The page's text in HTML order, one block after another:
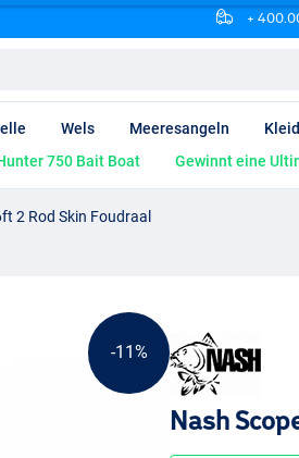
+
Wels Meeresangeln
750 Bait Boat Gewinnt eine
2 Rod Skin Foudraal
-11%
Nash